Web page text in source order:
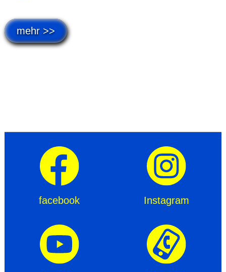
mehr >>
facebook Instagram